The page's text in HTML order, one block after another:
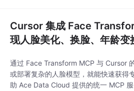
Cursor 集成 Face
现人脸美化、换脸、年龄变
通过 Face Transform MCP 与 Cursor
或部署复杂的人脸模型，就能快速获得
助 Ace Data Cloud 提供的统一 MCP